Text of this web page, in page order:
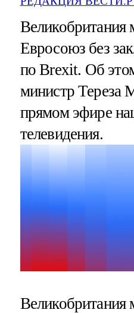
Великобритания
Евросоюз без
по Brexit. Об
министр Тереза
прямом эфире
телевидения.
Великобритания